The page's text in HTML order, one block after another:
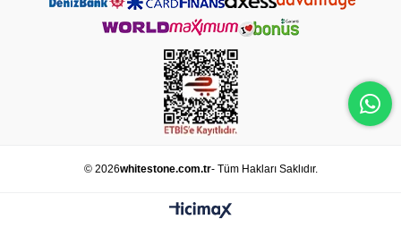
© 2026whitestone.com.tr- Tüm Hakları Saklıdır.